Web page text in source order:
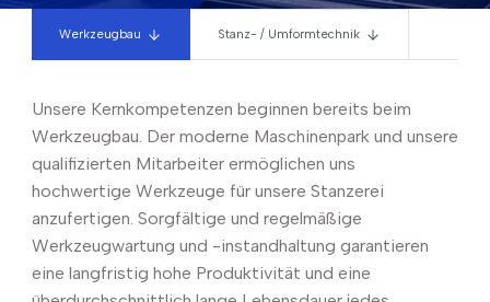
Werkzeugbau Stanz- / Umformtechnik
Unsere Kernkompetenzen beginnen bereits beim
Werkzeugbau. Der moderne Maschinenpark und unsere
qualifizierten Mitarbeiter ermöglichen uns
hochwertige Werkzeuge für unsere Stanzerei
anzufertigen. Sorgfältige und regelmäßige
Werkzeugwartung und -instandhaltung garantieren
eine langfristig hohe Produktivität und eine